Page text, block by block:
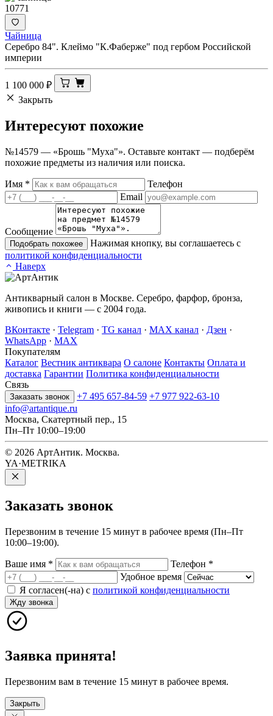
10771
Чайница
Серебро 84". Клеймо "К.Фаберже" под гербом Российской
империи
1 100 000 ₽
Закрыть
Интересуют похожие
№14579 — «Брошь "Муха"». Оставьте контакт — подберём
похожие предметы из наличия или поиска.
Имя *
Телефон
Email
Сообщение
Подобрать похожее
Нажимая кнопку, вы соглашаетесь с
политикой конфиденциальности
Наверх
Антикварный салон в Москве. Серебро, фарфор, бронза,
живопись и книги — с 2004 года.
ВКонтакте · Telegram · TG канал · MAX канал · Дзен ·
WhatsApp · MAX
Покупателям
Каталог Вестник антиквара О салоне Контакты Оплата и
доставка Гарантии Политика конфиденциальности
Связь
Заказать звонок +7 495 657-84-59 +7 977 922-63-10
info@artantique.ru
Москва, Скатертный пер., 15
Пн–Пт 10:00–19:00
© 2026 АртАнтик. Москва.
YA·METRIKA
Заказать звонок
Перезвоним в течение 15 минут в рабочее время (Пн–Пт
10:00–19:00).
Ваше имя * Телефон *
Удобное время
Я согласен(-на) с политикой конфиденциальности
Жду звонка
Заявка принята!
Перезвоним вам в течение 15 минут в рабочее время.
Закрыть